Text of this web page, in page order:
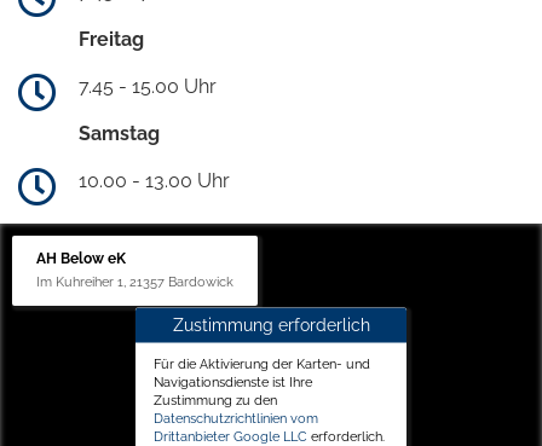
Freitag
7.45 - 15.00 Uhr
Samstag
10.00 - 13.00 Uhr
AH Below eK
Im Kuhreiher 1, 21357 Bardowick
Zustimmung erforderlich
Für die Aktivierung der Karten- und
Navigationsdienste ist Ihre
Zustimmung zu den
Datenschutzrichtlinien vom
Drittanbieter Google LLC erforderlich.